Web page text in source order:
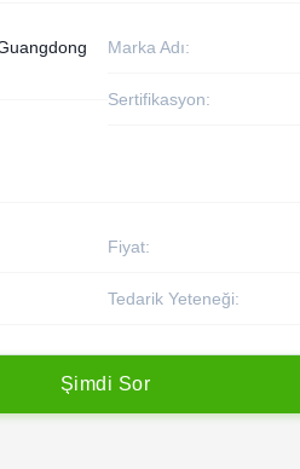
Marka Adı:
Sertifikasyon:
Fiyat:
Tedarik Yeteneği:
Şimd i Sor